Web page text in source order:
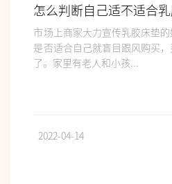
怎么判断自己适不适合
市场上商家大力宣传乳胶床垫
是否适合自己就盲目跟风购买
了。家里有老人和小孩...
2022-04-14